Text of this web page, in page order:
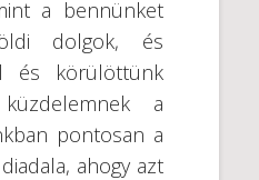
a bennünket
dolgok, és
és körülöttünk
a
pontosan a
ahogy azt